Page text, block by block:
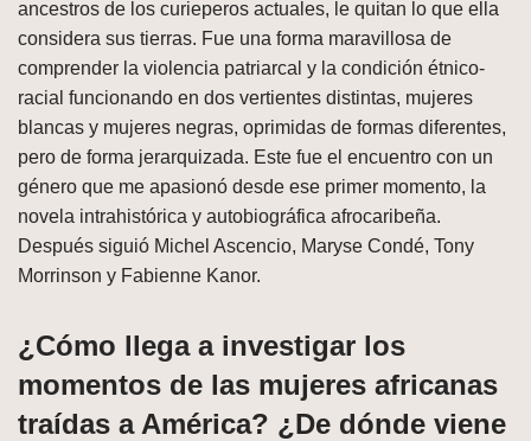
ancestros de los curieperos actuales, le quitan lo que ella
considera sus tierras. Fue una forma maravillosa de
comprender la violencia patriarcal y la condición étnico-
racial funcionando en dos vertientes distintas, mujeres
blancas y mujeres negras, oprimidas de formas diferentes,
pero de forma jerarquizada. Este fue el encuentro con un
género que me apasionó desde ese primer momento, la
novela intrahistórica y autobiográfica afrocaribeña.
Después siguió Michel Ascencio, Maryse Condé, Tony
Morrinson y Fabienne Kanor.
¿Cómo llega a investigar los
momentos de las mujeres africanas
traídas a América? ¿De dónde viene